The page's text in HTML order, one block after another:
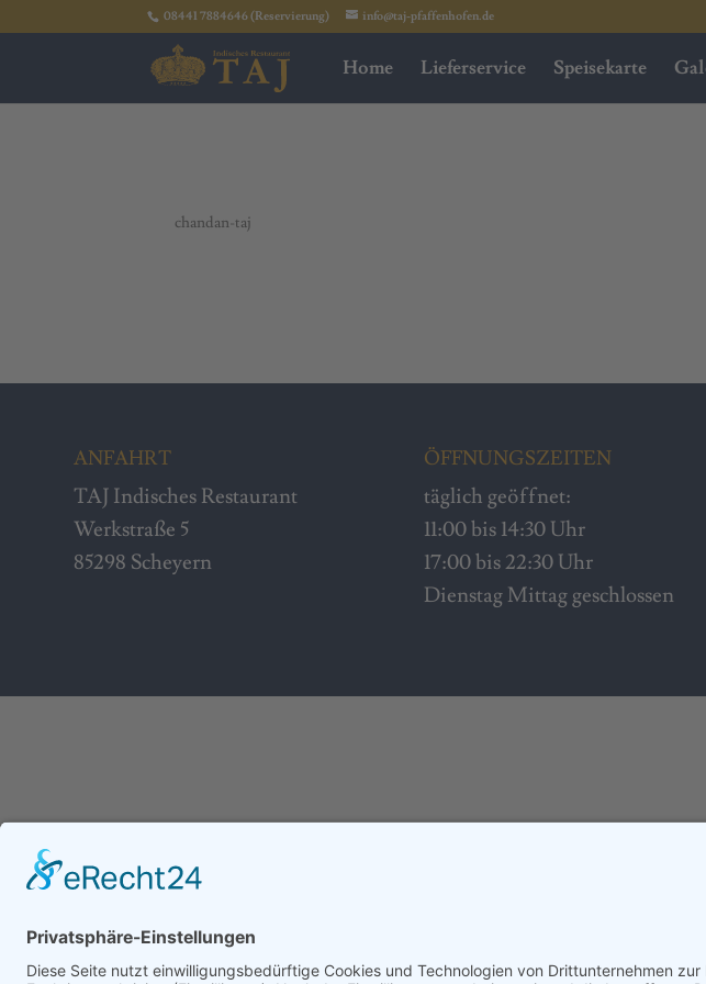
08441 7884646 (Reservierung) info@taj-pfaffenhofen.de
Home Lieferservice Speisekarte
chandan-taj
ANFAHRT
TAJ Indisches Restaurant
Werkstraße 5
85298 Scheyern
ÖFFNUNGSZEITEN
täglich geöffnet:
11:00 bis 14:30 Uhr
17:00 bis 22:30 Uhr
Dienstag Mittag geschlossen